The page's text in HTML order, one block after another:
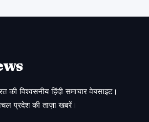
की विश्वसनीय हिंदी समाचार वेबसाइट।
प्रदेश की ताज़ा खबरें।